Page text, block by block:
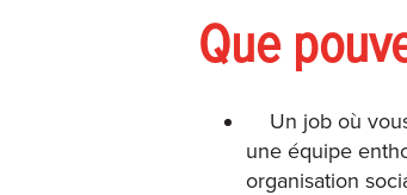
Que
Un job où
une équipe
organisation